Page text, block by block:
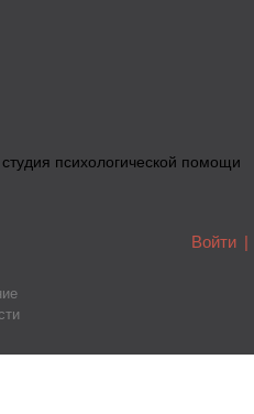
студия психологической помощи
Войти